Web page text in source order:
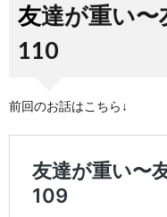
友達が重い〜友達ハラスメント〜
110
前回のお話はこちら↓